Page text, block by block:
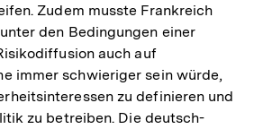
Zudem musste Frankreich
den Bedingungen einer
auch auf
immer schwieriger sein würde,
zu definieren und
zu betreiben. Die deutsch-